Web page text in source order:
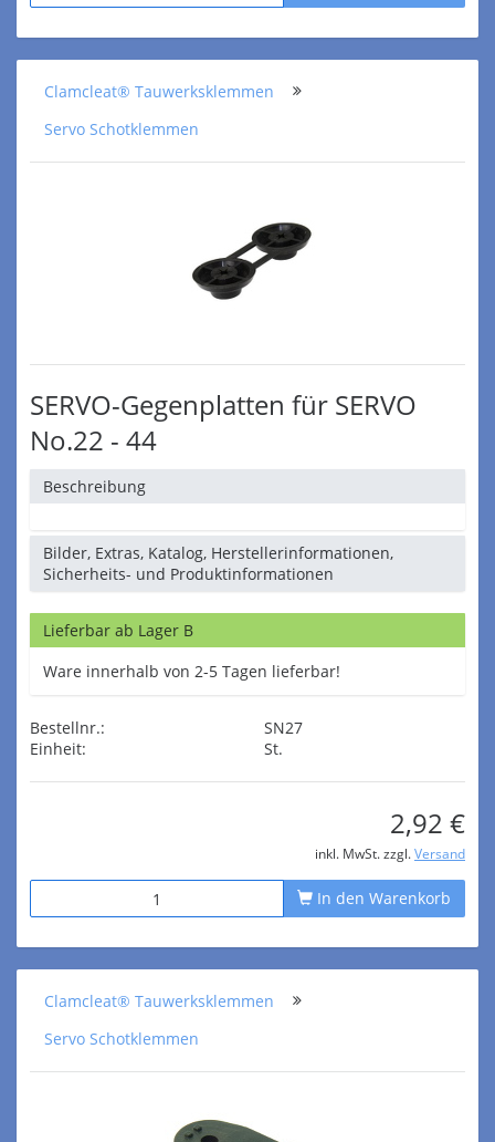
Clamcleat® Tauwerksklemmen
Servo Schotklemmen
SERVO-Gegenplatten für SERVO
No.22 - 44
Beschreibung
Bilder, Extras, Katalog, Herstellerinformationen,
Sicherheits- und Produktinformationen
Lieferbar ab Lager B
Ware innerhalb von 2-5 Tagen lieferbar!
Bestellnr.:
SN27
Einheit:
St.
2,92 €
inkl. MwSt. zzgl. Versand
In den Warenkorb
Clamcleat® Tauwerksklemmen
Servo Schotklemmen